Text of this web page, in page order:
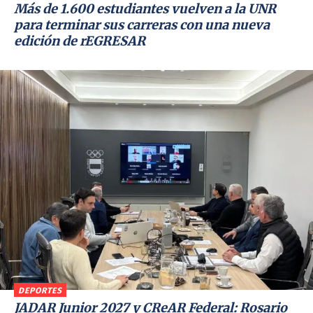
Más de 1.600 estudiantes vuelven a la UNR
para terminar sus carreras con una nueva
edición de rEGRESAR
DEPORTES
JADAR Junior 2027 y CReAR Federal: Rosario